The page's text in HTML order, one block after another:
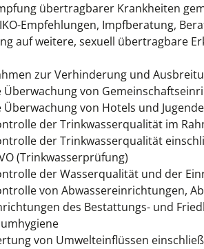
übertragbarer Krankheiten
Empfehlungen, Impfberatung,
auf weitere, sexuell übertragbare
zur Verhinderung und
Überwachung von
von Hotels und
der Trinkwasserqualität im
der Trinkwasserqualität
(Trinkwasserprüfung)
der Wasserqualität und der
von Abwassereinrichtungen,
des Bestattungs- und
von Umwelteinflüssen